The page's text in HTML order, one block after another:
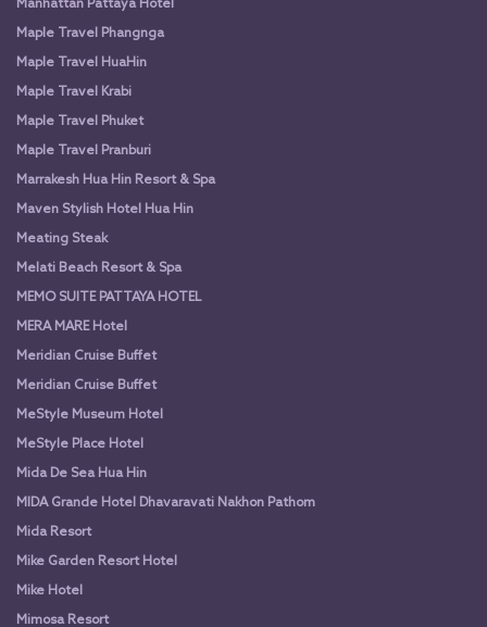
Manhattan Pattaya Hotel
Maple Travel Phangnga
Maple Travel HuaHin
Maple Travel Krabi
Maple Travel Phuket
Maple Travel Pranburi
Marrakesh Hua Hin Resort & Spa
Maven Stylish Hotel Hua Hin
Meating Steak
Melati Beach Resort & Spa
MEMO SUITE PATTAYA HOTEL
MERA MARE Hotel
Meridian Cruise Buffet
Meridian Cruise Buffet
MeStyle Museum Hotel
MeStyle Place Hotel
Mida De Sea Hua Hin
MIDA Grande Hotel Dhavaravati Nakhon Pathom
Mida Resort
Mike Garden Resort Hotel
Mike Hotel
Mimosa Resort